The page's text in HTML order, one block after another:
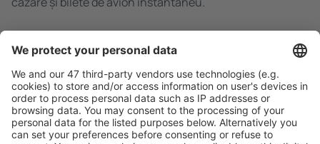
Caută rapid şi uşor
Ofertă adaptată aşteptărilor tale.
Planifică ȋn siguranţă